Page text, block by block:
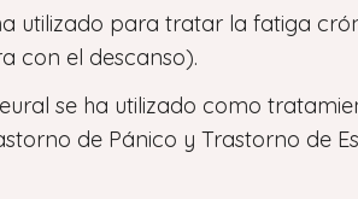
utilizado para tratar la fatiga
con el descanso).
se ha utilizado como
de Pánico y Trastorno de